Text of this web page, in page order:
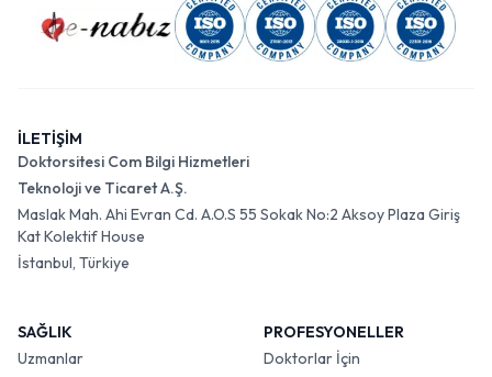
İLETİŞİM
Doktorsitesi Com Bilgi Hizmetleri
Teknoloji ve Ticaret A.Ş.
Maslak Mah. Ahi Evran Cd. A.O.S 55 Sokak No:2 Aksoy Plaza Giriş
Kat Kolektif House
İstanbul, Türkiye
SAĞLIK
Uzmanlar
PROFESYONELLER
Doktorlar İçin